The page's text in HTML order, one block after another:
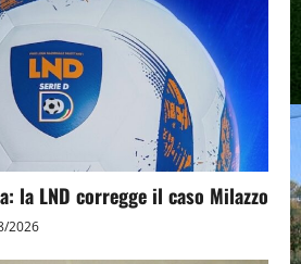
la LND corregge il caso Milazzo
2026